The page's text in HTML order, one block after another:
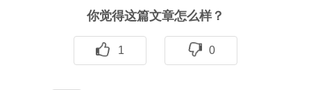
你觉得这篇文章怎么样？
1 0